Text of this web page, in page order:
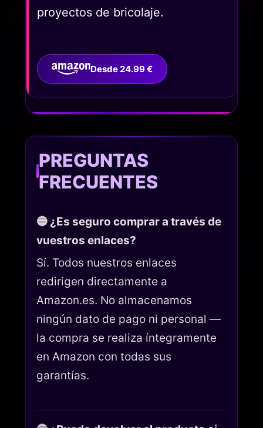
proyectos de bricolaje.
Desde 24.99 €
PREGUNTAS
FRECUENTES
🔵 ¿Es seguro comprar a través de
vuestros enlaces?
Sí. Todos nuestros enlaces
redirigen directamente a
Amazon.es. No almacenamos
ningún dato de pago ni personal —
la compra se realiza íntegramente
en Amazon con todas sus
garantías.